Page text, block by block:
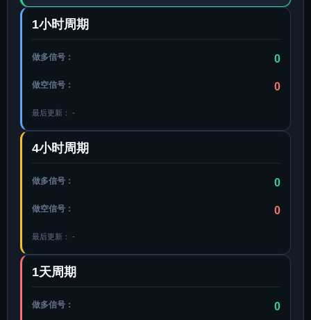
1小时周期
做多信号： 0
做空信号： 0
最后更新： -
4小时周期
做多信号： 0
做空信号： 0
最后更新： -
1天周期
做多信号： 0